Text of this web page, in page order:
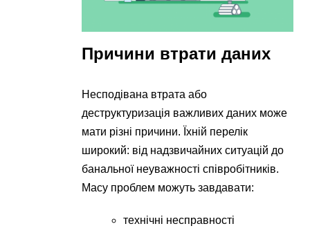
Причини втрати даних
Несподівана втрата або
деструктуризація важливих даних може
мати різні причини. Їхній перелік
широкий: від надзвичайних ситуацій до
банальної неуважності співробітників.
Масу проблем можуть завдавати:
технічні несправності